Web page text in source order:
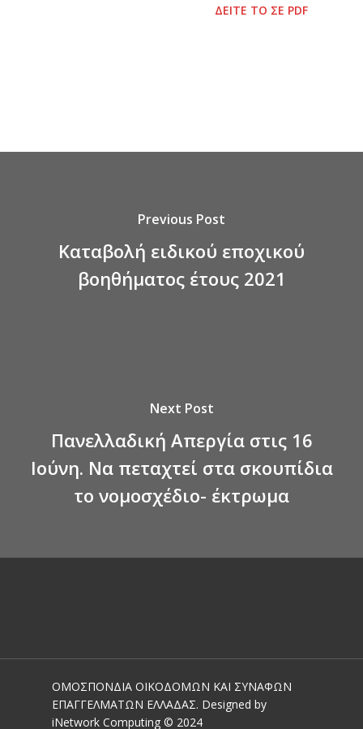
ΔΕΙΤΕ ΤΟ ΣΕ PDF
Previous Post
Καταβολή ειδικού εποχικού
βοηθήματος έτους 2021
Next Post
Πανελλαδική Απεργία στις 16
Ιούνη. Να πεταχτεί στα σκουπίδια
το νομοσχέδιο- έκτρωμα
ΟΜΟΣΠΟΝΔΙΑ ΟΙΚΟΔΟΜΩΝ ΚΑΙ ΣΥΝΑΦΩΝ
ΕΠΑΓΓΕΛΜΑΤΩΝ ΕΛΛΑΔΑΣ. Designed by
iNetwork Computing © 2024